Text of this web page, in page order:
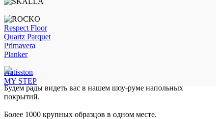
Respect Floor
Quartz Parquet
Primavera
Planker
Natisston
MY STEP
Будем рады видеть вас в нашем шоу-руме напольных
покрытий.
Более 1000 крупных образцов в одном месте.